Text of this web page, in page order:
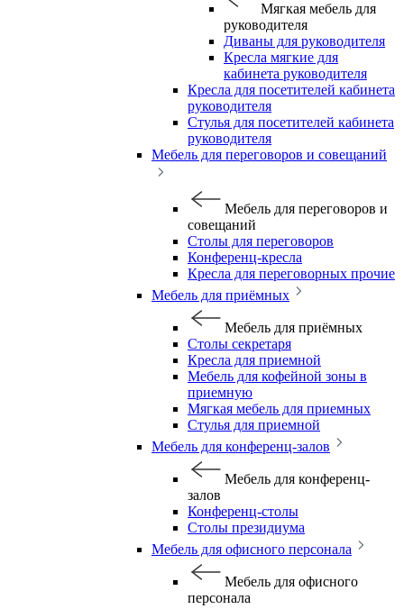
Мягкая мебель для
руководителя
Диваны для руководителя
Кресла мягкие для
кабинета руководителя
Кресла для посетителей кабинета
руководителя
Стулья для посетителей кабинета
руководителя
Мебель для переговоров и совещаний
Мебель для переговоров и
совещаний
Столы для переговоров
Конференц-кресла
Кресла для переговорных прочие
Мебель для приёмных
Мебель для приёмных
Столы секретаря
Кресла для приемной
Мебель для кофейной зоны в
приемную
Мягкая мебель для приемных
Стулья для приемной
Мебель для конференц-залов
Мебель для конференц-
залов
Конференц-столы
Столы президиума
Мебель для офисного персонала
Мебель для офисного
персонала